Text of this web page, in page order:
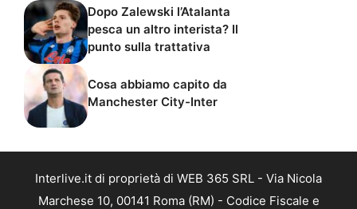
Dopo Zalewski l’Atalanta
pesca un altro interista? Il
punto sulla trattativa
Cosa abbiamo capito da
Manchester City-Inter
Interlive.it di proprietà di WEB 365 SRL - Via Nicola
Marchese 10, 00141 Roma (RM) - Codice Fiscale e